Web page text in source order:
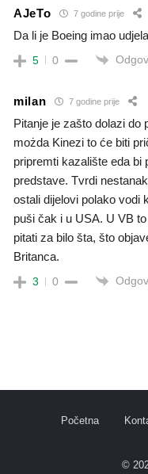
AJeTo 7 godine prije
Da li je Boeing imao
5 0
milan 7 godine prije
Pitanje je zašto dolazi do
możda Kinezi to će biti
pripremti kazalište eda bi
predstave. Tvrdi
ostali dijelovi polako vodi
puši čak i u USA. U VB
pitati za bilo šta, što
Britanca.
3 0
Početna
©